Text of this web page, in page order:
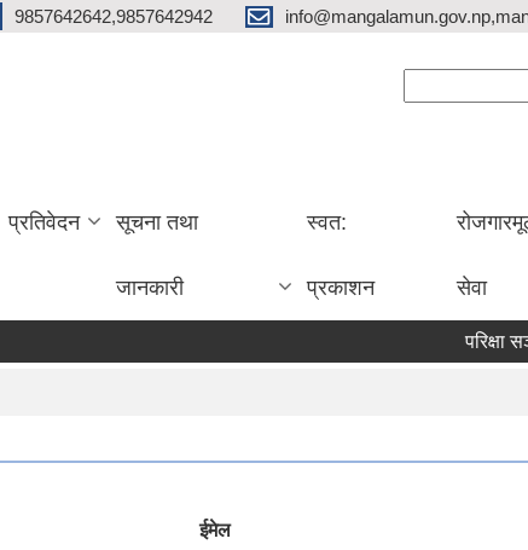
9857642642,9857642942
प्रतिवेदन सूचना तथा
जानकारी
स्वत:
प्रकाशन सेवा
परिक्षा
ईमेल